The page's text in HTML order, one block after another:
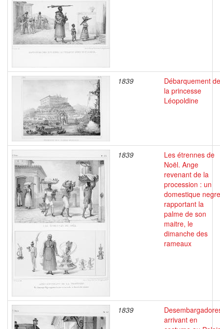
1839
Débarquement de
la princesse
Léopoldine
1839
Les étrennes de
Noël. Ange
revenant de la
procession : un
domestique negre
rapportant la
palme de son
maitre, le
dimanche des
rameaux
1839
arrivant en